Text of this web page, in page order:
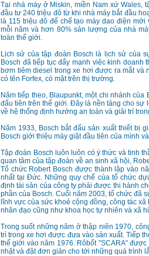
Tại nhà máy ở Miskin, miền Nam xứ Wales,
đầu tư 240 triệu đô từ khi nhà máy bắt đầu
là 115 triệu đô để chế tạo máy dao điện
mỗi năm và hơn 80% sản lượng của nhà
toàn thế giới.
Lịch sử của tập đoàn Bosch là lịch sử của
Bosch đã tiếp tục đẩy mạnh việc kinh
bơm tiêm diesel trong xe hơi được ra mắt và
có tên Forfex, có mặt trên thị trường.
Năm tiếp theo, Blaupunkt, một chi nhánh
đấu tiên trên thế giới. Đây là nền tảng cho
về hệ thống định hướng an toàn và giải trí
Năm 1933, Bosch bắt đấu sản xuất thiết bị
Bosch giới thiệu máy giặt đầu tiên của mình
Tập đoàn Bosch luôn luôn có ý thức và tinh
quan tâm của tập đoàn về an sinh xã hội,
Tổ chức Robert Bosch được thành lập vào
nhất tại Đức. Những quy chế của tổ chức
định tài sản của công ty phải được thi hành
phần của Bosch. Cuối năm 2003, tổ chức đã
lĩnh vực của sức khoẻ cộng đồng, công tác
nhân đạo cũng như khoa học tự nhiên và xã
Trong suốt những năm ở thập niên 1970,
trì trong xe hơi được đưa vào sản xuất. Tiếp
thế giới vào năm 1976. Rôbốt ”SCARA”
nhặt và đặt đơn giản cho tới những quá trình